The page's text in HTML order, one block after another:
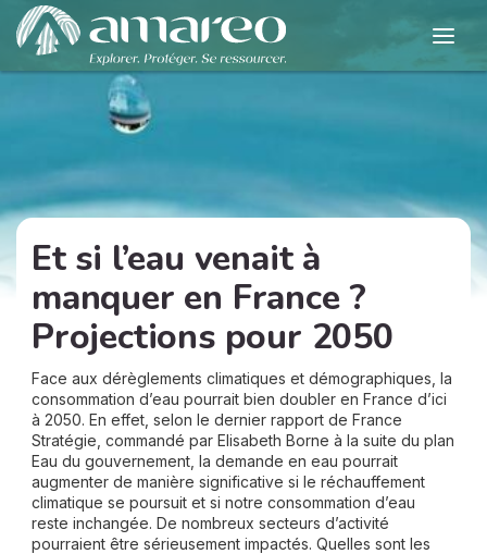
Et si l’eau venait à
manquer en France ?
Projections pour 2050
Face aux dérèglements climatiques et démographiques, la
consommation d’eau pourrait bien doubler en France d’ici
à 2050. En effet, selon le dernier rapport de France
Stratégie, commandé par Elisabeth Borne à la suite du plan
Eau du gouvernement, la demande en eau pourrait
augmenter de manière significative si le réchauffement
climatique se poursuit et si notre consommation d’eau
reste inchangée. De nombreux secteurs d’activité
pourraient être sérieusement impactés. Quelles sont les